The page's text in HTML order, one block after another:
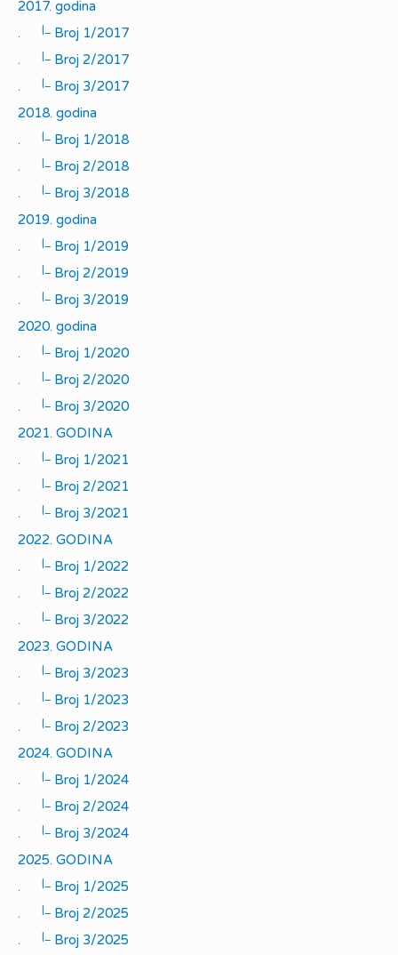
2017. godina
.
|_
Broj 1/2017
.
|_
Broj 2/2017
.
|_
Broj 3/2017
2018. godina
.
|_
Broj 1/2018
.
|_
Broj 2/2018
.
|_
Broj 3/2018
2019. godina
.
|_
Broj 1/2019
.
|_
Broj 2/2019
.
|_
Broj 3/2019
2020. godina
.
|_
Broj 1/2020
.
|_
Broj 2/2020
.
|_
Broj 3/2020
2021. GODINA
.
|_
Broj 1/2021
.
|_
Broj 2/2021
.
|_
Broj 3/2021
2022. GODINA
.
|_
Broj 1/2022
.
|_
Broj 2/2022
.
|_
Broj 3/2022
2023. GODINA
.
|_
Broj 3/2023
.
|_
Broj 1/2023
.
|_
Broj 2/2023
2024. GODINA
.
|_
Broj 1/2024
.
|_
Broj 2/2024
.
|_
Broj 3/2024
2025. GODINA
.
|_
Broj 1/2025
.
|_
Broj 2/2025
.
|_ Broj 3/2025